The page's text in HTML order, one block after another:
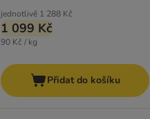
jednotlivě 1 288 Kč
1 099 Kč
90 Kč / kg
Přidat do košíku